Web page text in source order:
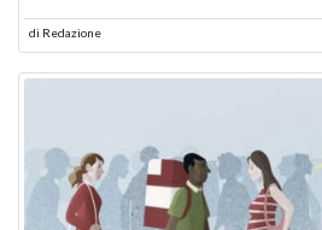
di Redazione